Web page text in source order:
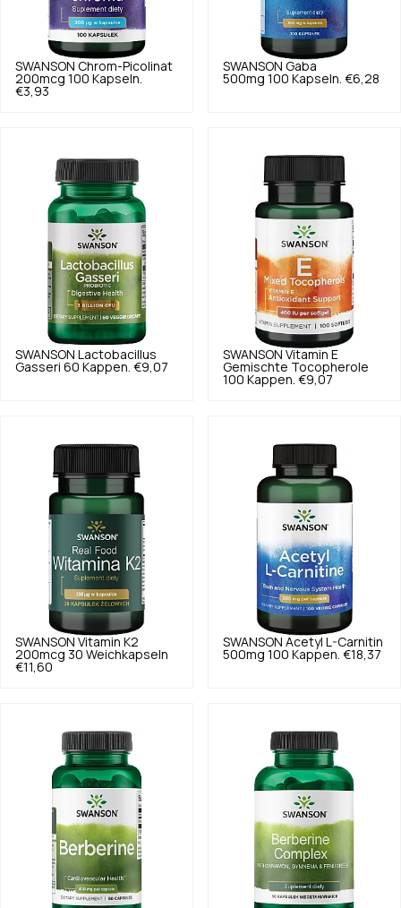
SWANSON Chrom-Picolinat
200mcg 100 Kapseln.
€3,93
SWANSON Gaba
500mg 100 Kapseln. €6,28
SWANSON Lactobacillus
Gasseri 60 Kappen. €9,07
SWANSON Vitamin E
Gemischte Tocopherole
100 Kappen. €9,07
SWANSON Vitamin K2
200mcg 30 Weichkapseln
€11,60
SWANSON Acetyl L-Carnitin
500mg 100 Kappen. €18,37